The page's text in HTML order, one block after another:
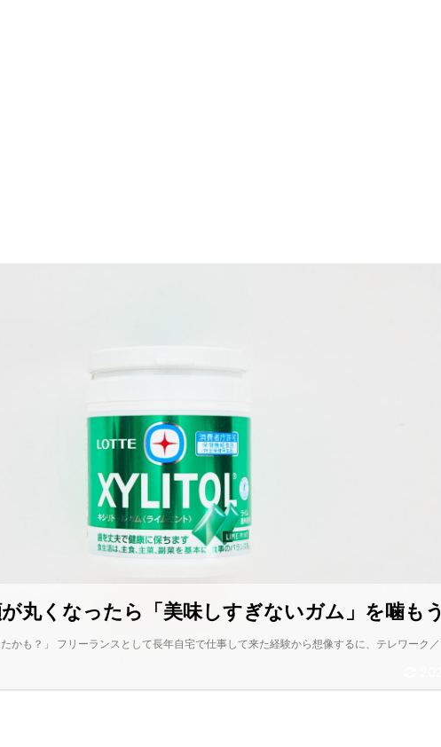
丸くなったら「美味しすぎないガム」を噛もう
たかも？」 フリーランスとして長年自宅で仕事して来た経験から想像するに、テレワーク／